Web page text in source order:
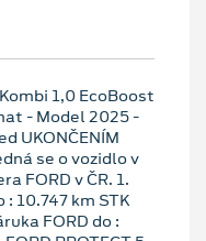
1,0 EcoBoost
- Model 2025 -
UKONČENÍM
se o vozidlo v
FORD v ČR. 1.
10.747 km STK
FORD do :